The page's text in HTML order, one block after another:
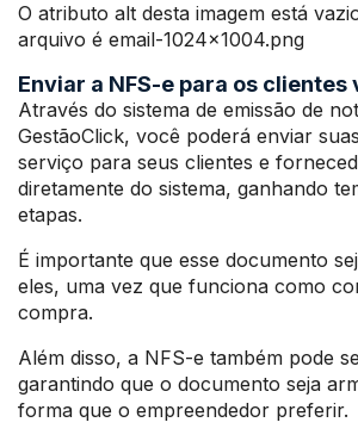
O atributo alt desta imagem está
arquivo é email-1024×1004.png
Enviar a NFS-e para os clientes
Através do sistema de emissão de
GestãoClick, você poderá enviar
serviço para seus clientes e
diretamente do sistema, ganhando
etapas.
É importante que esse documento
eles, uma vez que funciona como
compra.
Além disso, a NFS-e também pode
garantindo que o documento seja
forma que o empreendedor preferir.